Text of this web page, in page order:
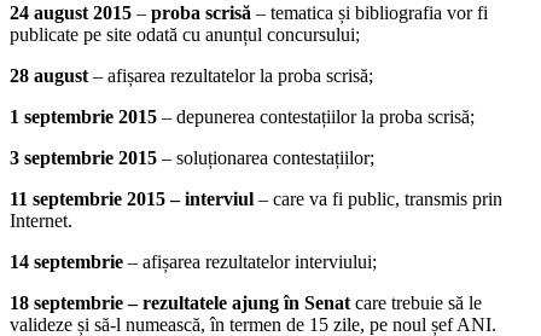
24 august 2015 – proba scrisă – tematica și bibliografia vor fi
publicate pe site odată cu anunțul concursului;
28 august – afișarea rezultatelor la proba scrisă;
1 septembrie 2015 – depunerea contestațiilor la proba scrisă;
3 septembrie 2015 – soluționarea contestațiilor;
11 septembrie 2015 – interviul – care va fi public, transmis prin
Internet.
14 septembrie – afișarea rezultatelor interviului;
18 septembrie – rezultatele ajung în Senat care trebuie să le
valideze și să-l numească, în termen de 15 zile, pe noul șef ANI.